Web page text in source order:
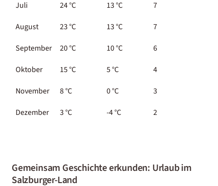
Juli
24°C 13°C 7
August
23°C 13°C 7
September
20°C 10°C 6
Oktober
15°C 5°C 4
November
8°C 0°C 3
Dezember
3°C -4°C 2
Gemeinsam Geschichte erkunden: Urlaub im
Salzburger-Land